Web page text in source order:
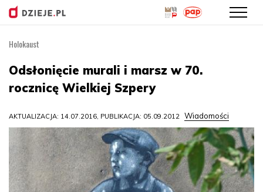
treści
Holokaust
Odsłonięcie murali i marsz w 70.
rocznicę Wielkiej Szpery
AKTUALIZACJA: 14.07.2016, PUBLIKACJA: 05.09.2012 Wiadomości